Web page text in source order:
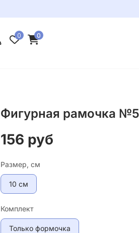
0 0
Фигурная рамочка
156 руб
Размер, см
10 см
Комплект
Только формочка